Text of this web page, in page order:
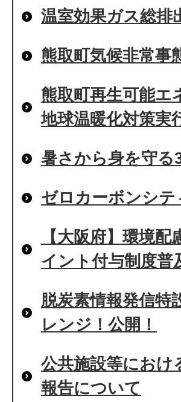
温室効果ガス総排
熊取町気候非常事
熊取町再生可能エ
地球温暖化対策実
暑さから身を守る
ゼロカーボンシ
【大阪府】環境
イント付与制度普
脱炭素情報発信特
レンジ！公開！
公共施設等におけ
報告について